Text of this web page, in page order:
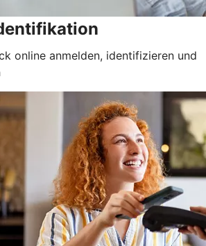
online anmelden, identifizieren und